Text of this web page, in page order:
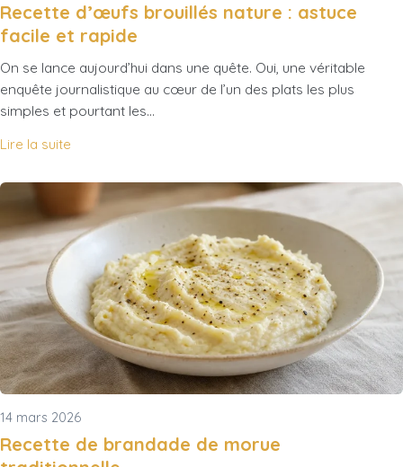
Recette d’œufs brouillés nature : astuce
facile et rapide
On se lance aujourd’hui dans une quête. Oui, une véritable
enquête journalistique au cœur de l’un des plats les plus
simples et pourtant les…
Lire la suite
14 mars 2026
Recette de brandade de morue